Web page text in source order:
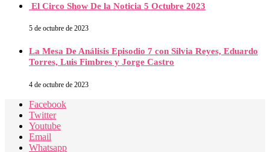
El Circo Show De la Noticia 5 Octubre 2023
5 de octubre de 2023
La Mesa De Análisis Episodio 7 con Silvia Reyes, Eduardo
Torres, Luis Fimbres y Jorge Castro
4 de octubre de 2023
Facebook
Twitter
Youtube
Email
Whatsapp